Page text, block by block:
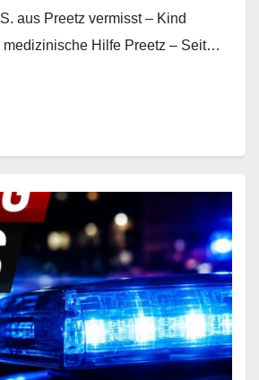
aus Preetz vermisst – Kind
medizinische Hilfe Preetz – Seit…